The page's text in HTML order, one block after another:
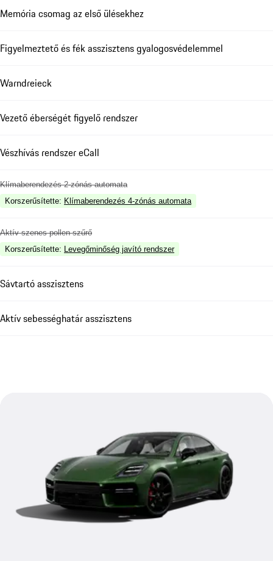
Memória csomag az első ülésekhez
Figyelmeztető és fék asszisztens gyalogosvédelemmel
Warndreieck
Vezető éberségét figyelő rendszer
Vészhívás rendszer eCall
Klímaberendezés 2-zónás automata
Korszerűsítette: Klímaberendezés 4-zónás automata
Aktív szenes pollen szűrő
Korszerűsítette: Levegőminőség javító rendszer
Sávtartó asszisztens
Aktív sebességhatár asszisztens